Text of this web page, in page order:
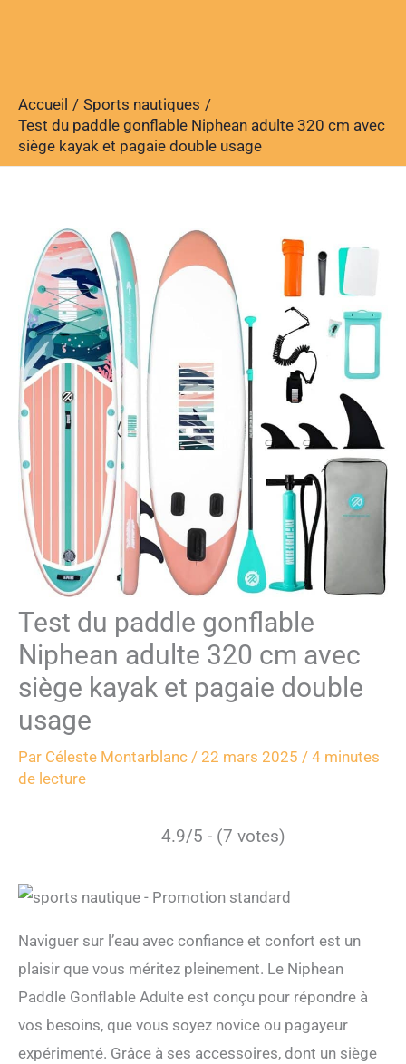
Accueil
Sports nautiques
Test du paddle gonflable Niphean adulte 320 cm avec
siège kayak et pagaie double usage
Test du paddle gonflable
Niphean adulte 320 cm avec
siège kayak et pagaie double
usage
Par Céleste Montarblanc / 22 mars 2025 / 4 minutes
de lecture
4.9/5 - (7 votes)
Naviguer sur l’eau avec confiance et confort est un
plaisir que vous méritez pleinement. Le Niphean
Paddle Gonflable Adulte est conçu pour répondre à
vos besoins, que vous soyez novice ou pagayeur
expérimenté. Grâce à ses accessoires, dont un siège